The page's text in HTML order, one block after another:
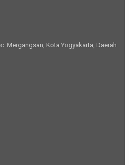
Mergangsan, Kota Yogyakarta, Daerah